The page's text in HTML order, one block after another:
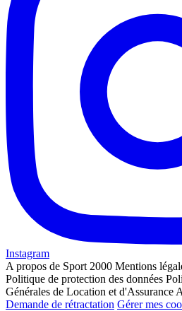
Instagram
A propos de Sport 2000 Mentions
Politique de protection des données
Générales de Location et d'Assurance
Demande de rétractation Gérer mes